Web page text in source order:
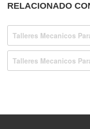
RELACIONADO
Talleres Mecanicos
Talleres Mecanicos